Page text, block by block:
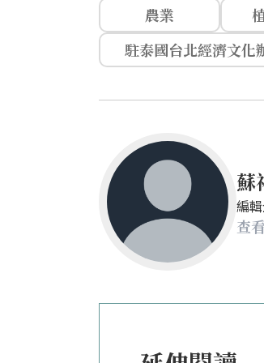
農業
駐泰國台北經濟文化
蘇
編
查